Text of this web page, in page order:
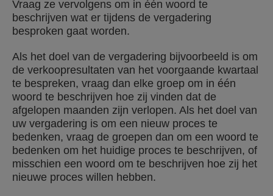
Vraag ze vervolgens om in één woord te
beschrijven wat er tijdens de vergadering
besproken gaat worden.
Als het doel van de vergadering bijvoorbeeld is om
de verkoopresultaten van het voorgaande kwartaal
te bespreken, vraag dan elke groep om in één
woord te beschrijven hoe zij vinden dat de
afgelopen maanden zijn verlopen. Als het doel van
uw vergadering is om een nieuw proces te
bedenken, vraag de groepen dan om een woord te
bedenken om het huidige proces te beschrijven, of
misschien een woord om te beschrijven hoe zij het
nieuwe proces willen hebben.